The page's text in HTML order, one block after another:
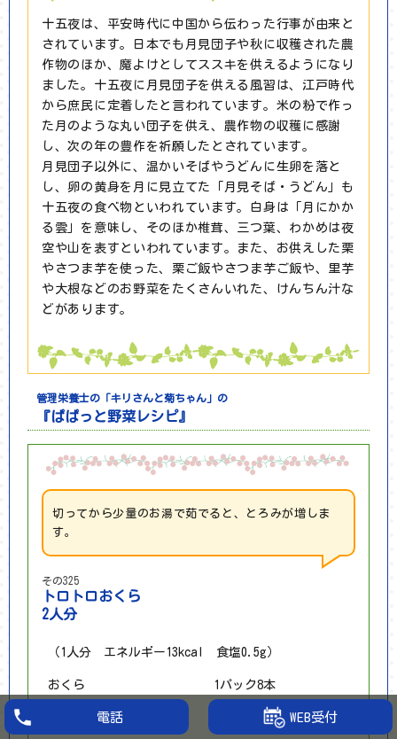
十五夜は、平安時代に中国から伝わった行事が由来と
されています。日本でも月見団子や秋に収穫された農
作物のほか、魔よけとしてススキを供えるようになり
ました。十五夜に月見団子を供える風習は、江戸時代
から庶民に定着したと言われています。米の粉で作っ
た月のような丸い団子を供え、農作物の収穫に感謝
し、次の年の豊作を祈願したとされています。
月見団子以外に、温かいそばやうどんに生卵を落と
し、卵の黄身を月に見立てた「月見そば・うどん」も
十五夜の食べ物といわれています。白身は「月にかか
る雲」を意味し、そのほか椎茸、三つ葉、わかめは夜
空や山を表すといわれています。また、お供えした栗
やさつま芋を使った、栗ご飯やさつま芋ご飯や、里芋
や大根などのお野菜をたくさんいれた、けんちん汁な
どがあります。
管理栄養士の「キリさんと菊ちゃん」の
『ぱぱっと野菜レシピ』
切ってから少量のお湯で茹でると、とろみが増しま
す。
その325
トロトロおくら
2人分
（1人分 エネルギー13kcal 食塩0.5g）
おくら 1パック8本
塩（板ずり用） WEB受付